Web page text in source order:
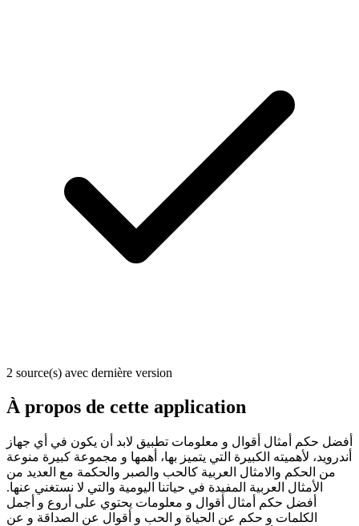
2 source(s) avec dernière version
À propos de cette application
أفضل حكم أمثال أقوال و معلومات تطبيق لابد أن يكون في أي جهاز
أندرويد، لأهميته الكبيرة التي يتميز بها، أهمها و مجموعة كبيرة منوعة
من الحكم والامثال العربية كالحب والصبر والحكمة مع العديد من
الأمثال العربية المفيدة في حياتنا اليومية والتي لا نستغني عنها.
أفضل حكم أمثال أقوال و معلومات يحتوي على أروع و أجمل
الكلمات و حكم عن الحياة و الحب و أقوال عن الصداقة و عن